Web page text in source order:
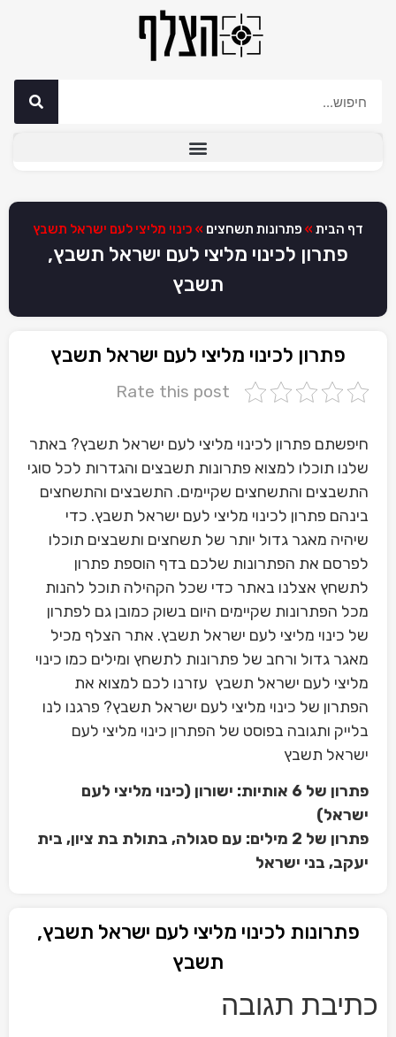
דף הבית » פתרונות תשחצים » כינוי מליצי לעם ישראל תשבץ
פתרון לכינוי מליצי לעם ישראל תשבץ,
תשבץ
פתרון לכינוי מליצי לעם ישראל תשבץ
Rate this post
חיפשתם פתרון לכינוי מליצי לעם ישראל תשבץ? באתר
שלנו תוכלו למצוא פתרונות תשבצים והגדרות לכל סוגי
התשבצים והתשחצים שקיימים. התשבצים והתשחצים
בינהם פתרון לכינוי מליצי לעם ישראל תשבץ. כדי
שיהיה מאגר גדול יותר של תשחצים ותשבצים תוכלו
לפרסם את הפתרונות שלכם בדף הוספת פתרון
לתשחץ אצלנו באתר כדי שכל הקהילה תוכל להנות
מכל הפתרונות שקיימים היום בשוק כמובן גם לפתרון
של כינוי מליצי לעם ישראל תשבץ. אתר הצלף מכיל
מאגר גדול ורחב של פתרונות לתשחץ ומילים כמו כינוי
מליצי לעם ישראל תשבץ עזרנו לכם למצוא את
הפתרון של כינוי מליצי לעם ישראל תשבץ? פרגנו לנו
בלייק ותגובה בפוסט של הפתרון כינוי מליצי לעם
ישראל תשבץ
פתרון של 6 אותיות: ישורון (כינוי מליצי לעם
ישראל)
פתרון של 2 מילים: עם סגולה, בתולת בת ציון, בית
יעקב, בני ישראל
פתרונות לכינוי מליצי לעם ישראל תשבץ,
תשבץ
כתיבת תגובה